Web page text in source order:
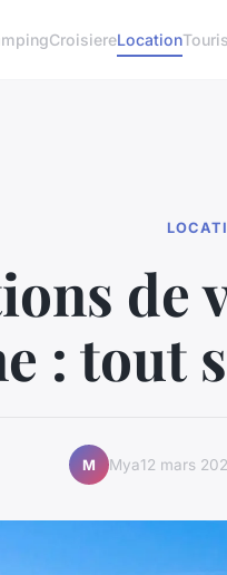
CroisiereLocation
de
: tout
M Mya12 mars